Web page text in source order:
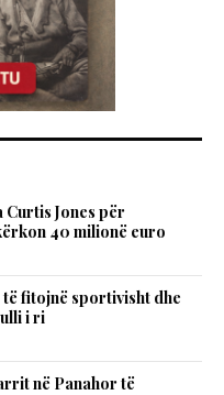
Curtis Jones për
40 milionë euro
fitojnë sportivisht dhe
i ri
në Panahor të